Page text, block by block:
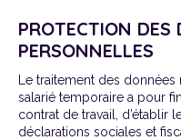
PROTECTION DES
PERSONNELLES
Le traitement des
salarié temporaire a pour
contrat de travail, d’établir
déclarations sociales et